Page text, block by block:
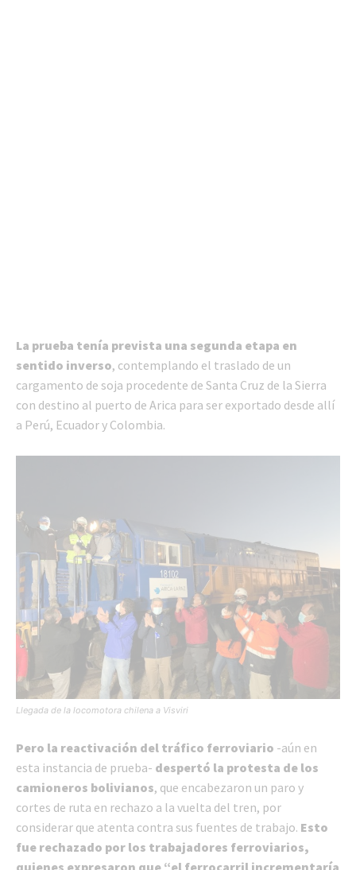
La prueba tenía prevista una segunda etapa en
sentido inverso, contemplando el traslado de un
cargamento de soja procedente de Santa Cruz de la Sierra
con destino al puerto de Arica para ser exportado desde allí
a Perú, Ecuador y Colombia.
Llegada de la locomotora chilena a Visviri
Pero la reactivación del tráfico ferroviario -aún en
esta instancia de prueba- despertó la protesta de los
camioneros bolivianos, que encabezaron un paro y
cortes de ruta en rechazo a la vuelta del tren, por
considerar que atenta contra sus fuentes de trabajo. Esto
fue rechazado por los trabajadores ferroviarios,